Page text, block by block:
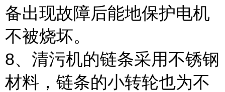
备出现故障后能地保护电机
不被烧坏。
8、清污机的链条采用不锈钢
材料，链条的小转轮也为不